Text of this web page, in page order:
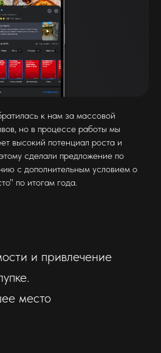
к нам за массовой
но в процессе работы мы
высокий потенциал роста и
сделали предложение по
с дополнительным условием о
по итогам года.
и привлечение
место